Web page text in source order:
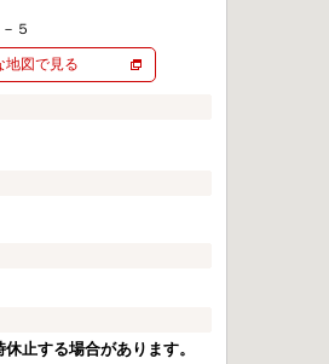
５
地図で見る
止する場合があります。